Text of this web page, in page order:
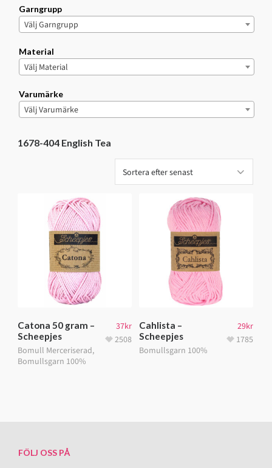
1678-404 English Tea
Catona 50 gram –
Scheepjes
Bomull Merceriserad,
Bomullsgarn 100%
37kr
2508
Cahlista –
Scheepjes
Bomullsgarn 100%
29kr
1785
Garngrupp
Välj Garngrupp
Material
Välj Material
Varumärke
Välj Varumärke
FÖLJ OSS PÅ